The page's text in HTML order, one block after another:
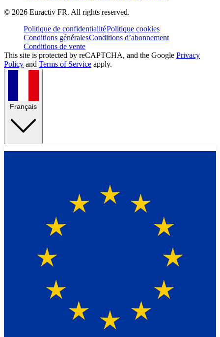
© 2026 Euractiv FR. All rights reserved.
Politique de confidentialitéPolitique cookies
Conditions généralesConditions d’abonnement
Conditions de vente
This site is protected by reCAPTCHA, and the Google Privacy
Policy and Terms of Service apply.
Français